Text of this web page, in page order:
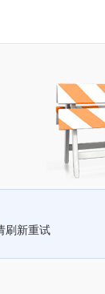
刷新重试